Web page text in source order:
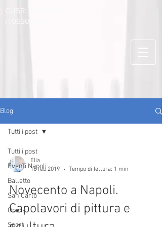
CUSR: 15063049EXT1197 - CIN:
IT063049C1PL234J45
Blog
Tutti i post
Eventi Napoli
Balletto
San Carlo
Opera
Sport
Tutti i post
Elia
16 feb 2019
Tempo di lettura: 1 min
Novecento a Napoli.
Capolavori di pittura e